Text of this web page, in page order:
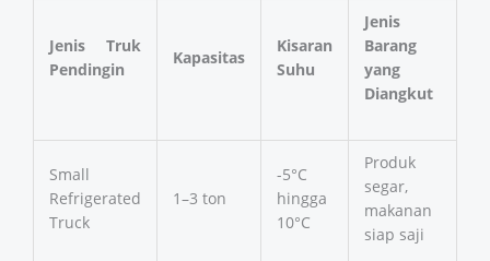
Jenis Truk
Pendingin
Kapasitas
Kisaran
Suhu
Jenis
Barang
yang
Diangkut
Small
Refrigerated
Truck
1–3 ton
-5°C
hingga
10°C
Produk
segar,
makanan
siap saji